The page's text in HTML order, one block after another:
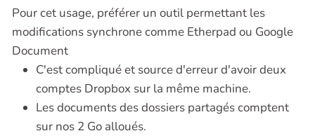
Pour cet usage, préférer un outil permettant les
modifications synchrone comme Etherpad ou Google
Document
C'est compliqué et source d'erreur d'avoir deux
comptes Dropbox sur la même machine.
Les documents des dossiers partagés comptent
sur nos 2 Go alloués.